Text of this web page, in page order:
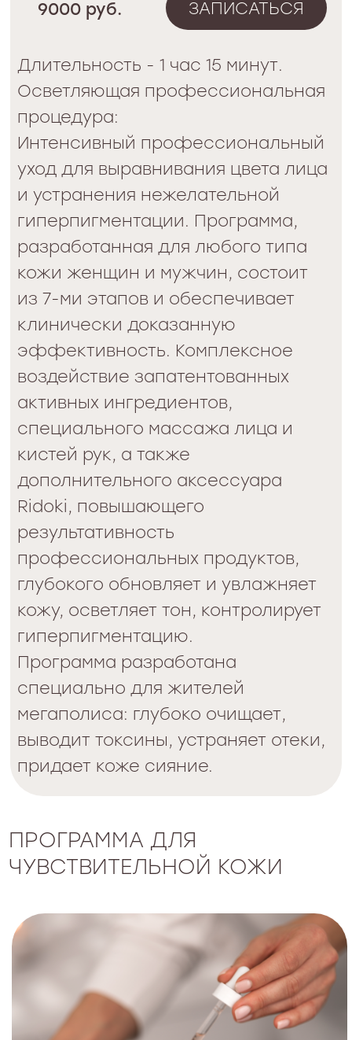
глубокого обновляет и увлажняет
кожу, осветляет тон, контролирует
Программа разработана
специально для жителей
мегаполиса: глубоко очищает,
выводит токсины, устраняет отеки,
придает коже сияние.
ПРОГРАММА ДЛЯ
ЧУВСТВИТЕЛЬНОЙ КОЖИ
8000 руб.
Длительность - 50 минут.
Профессиональный уход за
чувствительной кожей
Программа для красоты и
здоровья чувствительной кожи.
Профессиональный уход для
чувствительной кожи всех типов.
Программа направлена на снятие
раздражения и профилактику его
ситуативной).
ЗАПИСАТЬСЯ
ПРОГРАММА